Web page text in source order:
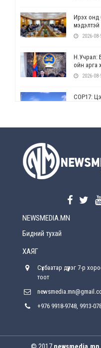
Ирэх онд
мэдэлтэй
2026-08-
Н.Учрал:
ойн арга
2026-08-
СОР17:
2026-08-
2026-08-
хүрсэн
Улсын
NEWSMEDIA.MN
Бидний тухай
ХАЯГ
Сүхбаатар дүүрэг 7-р
тоот
+976 9918-9748, 9913-
© 2017 newsmedia.mn